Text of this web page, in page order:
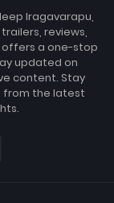
Iragavarapu,
reviews,
offers a one-stop
updated on
content. Stay
from the latest